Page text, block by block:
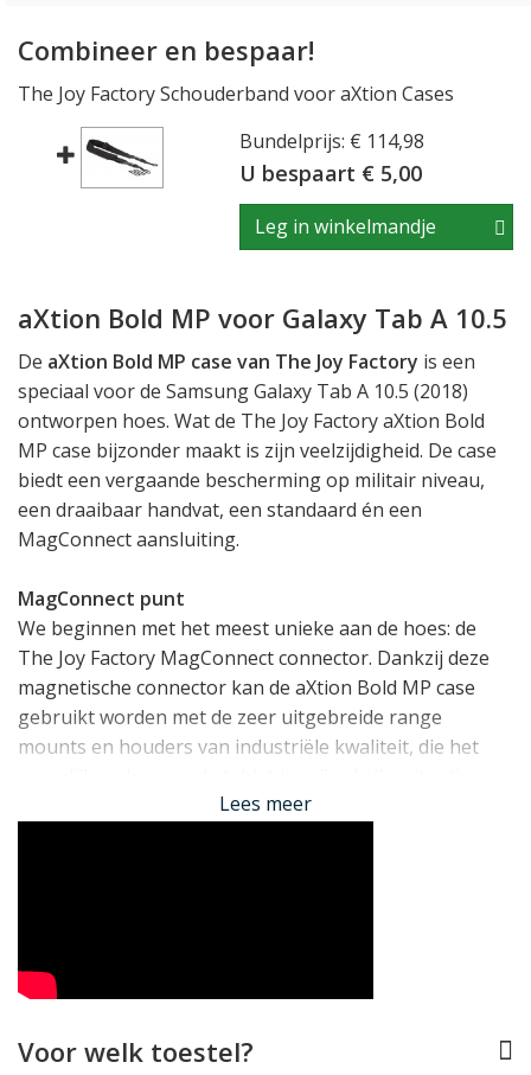
Combineer en bespaar!
The Joy Factory Schouderband voor aXtion Cases
Bundelprijs: € 114,98
U bespaart € 5,00
Leg in winkelmandje
aXtion Bold MP voor Galaxy Tab A 10.5
De aXtion Bold MP case van The Joy Factory is een
speciaal voor de Samsung Galaxy Tab A 10.5 (2018)
ontworpen hoes. Wat de The Joy Factory aXtion Bold
MP case bijzonder maakt is zijn veelzijdigheid. De case
biedt een vergaande bescherming op militair niveau,
een draaibaar handvat, een standaard én een
MagConnect aansluiting.
MagConnect punt
We beginnen met het meest unieke aan de hoes: de
The Joy Factory MagConnect connector. Dankzij deze
magnetische connector kan de aXtion Bold MP case
gebruikt worden met de zeer uitgebreide range
mounts en houders van industriële kwaliteit, die het
op welke plek te monteren. Lees alles over The Joy
graden bescherming, inclusief een H-grade protector
hoes is opgebouwd uit sterk polycarbonaat en
Lees meer
Voor welk toestel?